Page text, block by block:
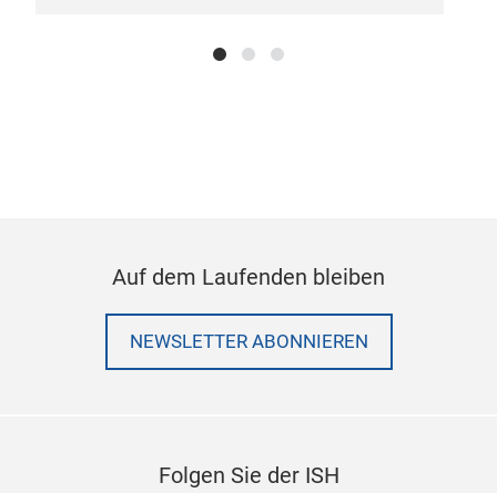
Auf dem Laufenden bleiben
NEWSLETTER ABONNIEREN
Folgen Sie der ISH